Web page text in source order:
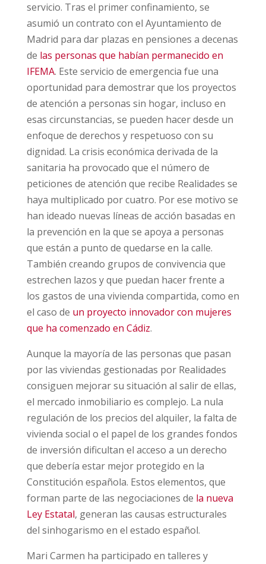
servicio. Tras el primer confinamiento, se
asumió un contrato con el Ayuntamiento de
Madrid para dar plazas en pensiones a decenas
de las personas que habían permanecido en
IFEMA. Este servicio de emergencia fue una
oportunidad para demostrar que los proyectos
de atención a personas sin hogar, incluso en
esas circunstancias, se pueden hacer desde un
enfoque de derechos y respetuoso con su
dignidad. La crisis económica derivada de la
sanitaria ha provocado que el número de
peticiones de atención que recibe Realidades se
haya multiplicado por cuatro. Por ese motivo se
han ideado nuevas líneas de acción basadas en
la prevención en la que se apoya a personas
que están a punto de quedarse en la calle.
También creando grupos de convivencia que
estrechen lazos y que puedan hacer frente a
los gastos de una vivienda compartida, como en
el caso de un proyecto innovador con mujeres
que ha comenzado en Cádiz.
Aunque la mayoría de las personas que pasan
por las viviendas gestionadas por Realidades
consiguen mejorar su situación al salir de ellas,
el mercado inmobiliario es complejo. La nula
regulación de los precios del alquiler, la falta de
vivienda social o el papel de los grandes fondos
de inversión dificultan el acceso a un derecho
que debería estar mejor protegido en la
Constitución española. Estos elementos, que
forman parte de las negociaciones de la nueva
Ley Estatal, generan las causas estructurales
del sinhogarismo en el estado español.
Mari Carmen ha participado en talleres y